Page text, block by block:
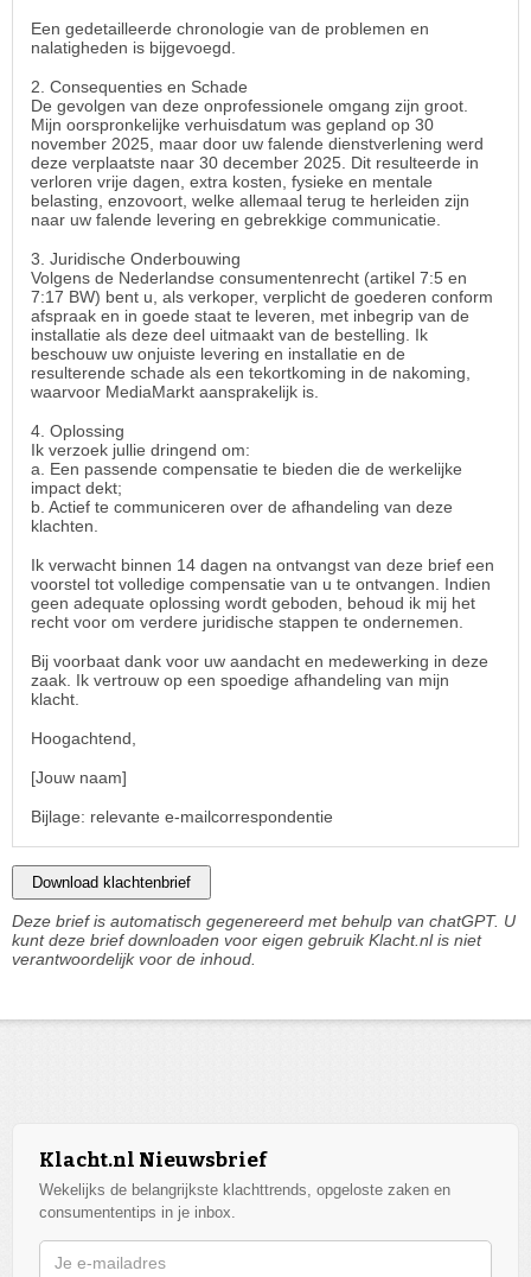
Een gedetailleerde chronologie van de problemen en
nalatigheden is bijgevoegd.
2. Consequenties en Schade
De gevolgen van deze onprofessionele omgang zijn groot.
Mijn oorspronkelijke verhuisdatum was gepland op 30
november 2025, maar door uw falende dienstverlening werd
deze verplaatste naar 30 december 2025. Dit resulteerde in
verloren vrije dagen, extra kosten, fysieke en mentale
belasting, enzovoort, welke allemaal terug te herleiden zijn
naar uw falende levering en gebrekkige communicatie.
3. Juridische Onderbouwing
Volgens de Nederlandse consumentenrecht (artikel 7:5 en
7:17 BW) bent u, als verkoper, verplicht de goederen conform
afspraak en in goede staat te leveren, met inbegrip van de
installatie als deze deel uitmaakt van de bestelling. Ik
beschouw uw onjuiste levering en installatie en de
resulterende schade als een tekortkoming in de nakoming,
waarvoor MediaMarkt aansprakelijk is.
4. Oplossing
Ik verzoek jullie dringend om:
a. Een passende compensatie te bieden die de werkelijke
impact dekt;
b. Actief te communiceren over de afhandeling van deze
klachten.
Ik verwacht binnen 14 dagen na ontvangst van deze brief een
voorstel tot volledige compensatie van u te ontvangen. Indien
geen adequate oplossing wordt geboden, behoud ik mij het
recht voor om verdere juridische stappen te ondernemen.
Bij voorbaat dank voor uw aandacht en medewerking in deze
zaak. Ik vertrouw op een spoedige afhandeling van mijn
klacht.
Hoogachtend,
[Jouw naam]
Bijlage: relevante e-mailcorrespondentie
Download klachtenbrief
Deze brief is automatisch gegenereerd met behulp van chatGPT. U
kunt deze brief downloaden voor eigen gebruik Klacht.nl is niet
verantwoordelijk voor de inhoud.
Klacht.nl Nieuwsbrief
Wekelijks de belangrijkste klachttrends, opgeloste zaken en
consumententips in je inbox.